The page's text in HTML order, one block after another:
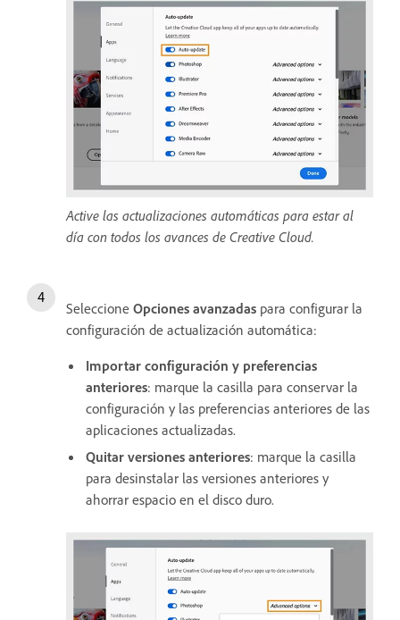
Active las actualizaciones automáticas para estar al
día con todos los avances de Creative Cloud.
Seleccione Opciones avanzadas para configurar la
configuración de actualización automática:
Importar configuración y preferencias
anteriores: marque la casilla para conservar la
configuración y las preferencias anteriores de las
aplicaciones actualizadas.
Quitar versiones anteriores: marque la casilla
para desinstalar las versiones anteriores y
ahorrar espacio en el disco duro.